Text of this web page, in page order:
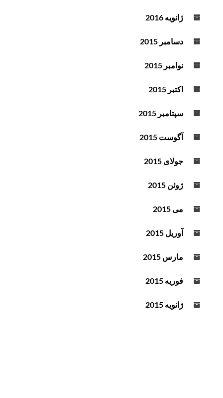
ژانویه 2016
دسامبر 2015
نوامبر 2015
اکتبر 2015
سپتامبر 2015
آگوست 2015
جولای 2015
ژوئن 2015
می 2015
آوریل 2015
مارس 2015
فوریه 2015
ژانویه 2015